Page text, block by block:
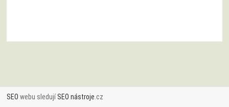
SEO webu sledujíSEO nástroje .cz